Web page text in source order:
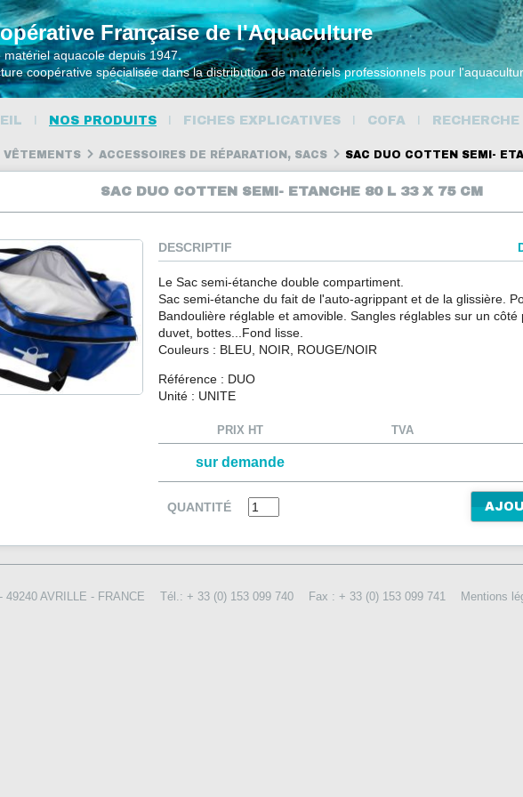
Française de l'Aquaculture
matériel aquacole depuis 1947.
coopérative spécialisée dans la distribution de matériels professionnels pour
NOS PRODUITS FICHES EXPLICATIVES COFA RECHERCHE
VÊTEMENTS ACCESSOIRES DE RÉPARATION, SACS SAC DUO COTTEN SEMI-
SAC DUO COTTEN SEMI- ETANCHE 80 L 33 X 75 CM
DESCRIPTIF
Le Sac semi-étanche double compartiment.
Sac semi-étanche du fait de l'auto-agrippant et de la glissière.
Bandoulière réglable et amovible. Sangles réglables sur un côté
duvet, bottes...Fond lisse.
Couleurs : BLEU, NOIR, ROUGE/NOIR
Référence : DUO
Unité : UNITE
PRIX HT TVA
sur demande
QUANTITÉ
AVRILLE - FRANCE Tél.: + 33 (0) 153 099 740 Fax : + 33 (0) 153 099 741 Mentions